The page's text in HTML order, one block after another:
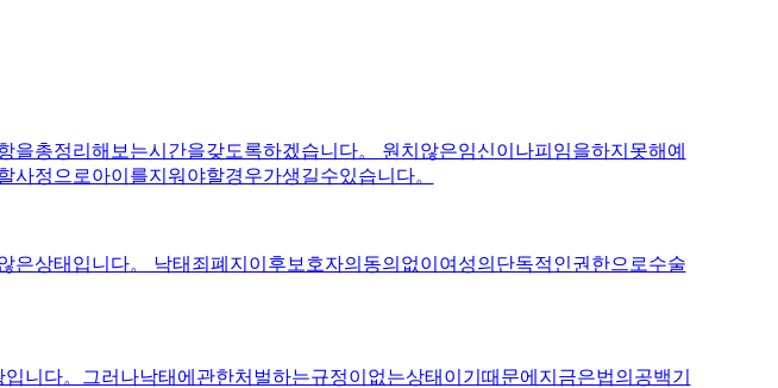
총정리해보는시간을갖도록하겠습니다。 원치않은임신이나피임을하지못해예
정으로아이를지워야할경우가생길수있습니다。
상태입니다。 낙태죄폐지이후보호자의동의없이여성의단독적인권한으로수술
니다。그러나낙태에관한처벌하는규정이없는상태이기때문에지금은법의공백기